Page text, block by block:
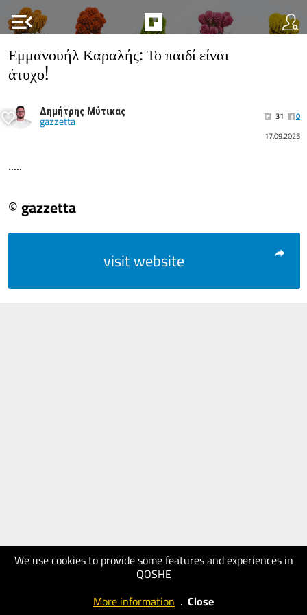
menu_open
We use cookies to provide some features and experiences in
QOSHE
More information . Close
Εμμανουήλ Καραλής: Το παιδί είναι
άτυχο!
Δημήτρης Μύτικας
gazzetta 31
0
17.09.2025
.....
© gazzetta
visit website